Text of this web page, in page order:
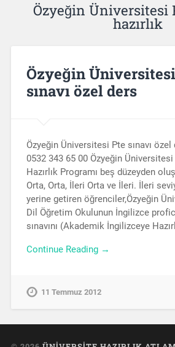
Özyeğin Üniversitesi
hazırlık
Özyeğin
sınavı özel ders
Özyeğin Üniversitesi Pte sınavı
0532 343 65 00 Özyeğin
Hazırlık Programı beş düzeyden
Orta, Orta, İleri Orta ve İleri. İleri
yerine getiren öğrenciler,Özyeğin
Dil Öğretim Okulunun İngilizce
sınavını (Akademik İngilizceye
Continue Reading →
11 Temmuz 2012